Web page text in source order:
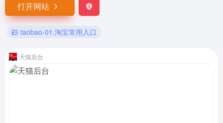
打开网站
taobao-01.淘宝常用入口
天猫后台